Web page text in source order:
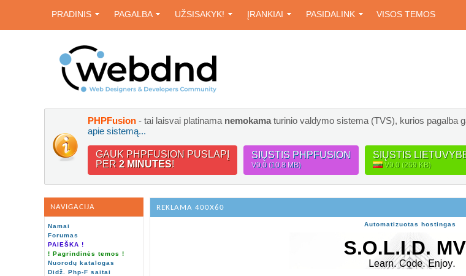
PRADINIS PAGALBA UŽSISAKYK! ĮRANKIAI PASIDALINK VISOS TEMOS
PHPFusion - tai laisvai platinama nemokama turinio valdymo sistema (TVS), kurios pagalba
apie sistemą...
GAUK PHPFUSION PUSLAPĮ
PER 2 MINUTES!
SIŲSTIS PHPFUSION
V9.0 (10.8 MB)
SIŲSTIS
V9.0 (269 KB)
NAVIGACIJA
Namai
Forumas
PAIEŠKA !
! Pagrindinės temos !
Nuorodų katalogas
Didž. Php-F saitai
REKLAMA 400X60
Automatizuotas hostingas